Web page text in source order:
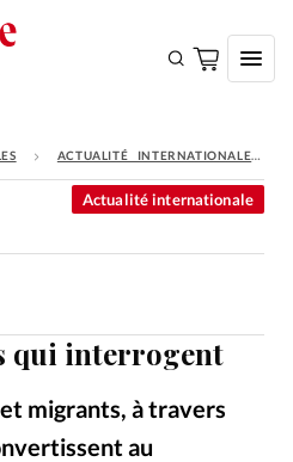
ACTUALITÉ INTERNATIONALE
qui interrogent
migrants, à travers
au
Actualité internationale